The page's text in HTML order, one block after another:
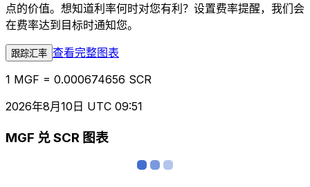
点的价值。想知道利率何时对您有利？设置费率提醒，我们会
在费率达到目标时通知您。
跟踪汇率 查看完整图表
1 MGF = 0.000674656 SCR
2026年8月10日 UTC 09:51
MGF 兑 SCR 图表